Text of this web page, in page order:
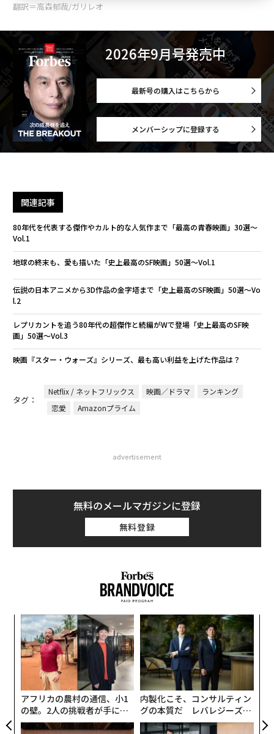
翻訳＝高森郁哉/ガリレオ
2026年9月号発売中
最新号の購入はこちらから
メンバーシップに登録する
関連記事
80年代を代表する傑作やカルト的な人気作まで「最高の青春映画」30選〜
Vol.1
地球の終末も、愛も描いた「史上最高のSF映画」50選〜Vol.1
伝説の日本アニメから3D作品の金字塔まで「史上最高のSF映画」50選〜Vo
l.2
レプリカントを追う80年代の超傑作と続編がWで登場「史上最高のSF映
画」50選〜Vol.3
映画『スター・ウォーズ』シリーズ、最も高い利益を上げた作品は？
タグ：
Netflix / ネットフリックス 映画／ドラマ
ランキング
恋愛
Amazonプライム
advertisement
無料のメールマガジンに登録
無料登録
アフリカの農村の通信、小1
の壁。2人の挑戦者が手にし
た「次なる武器」
内製化こそ、コンサルティン
グの本質だ レバレジーズが
実践する、次世代ファームの